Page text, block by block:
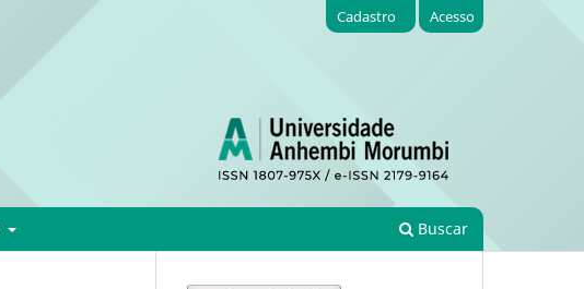
Buscar
Cadastro Acesso